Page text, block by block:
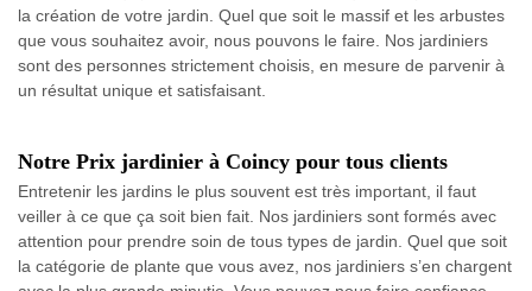
la création de votre jardin. Quel que soit le massif et les arbustes
que vous souhaitez avoir, nous pouvons le faire. Nos jardiniers
sont des personnes strictement choisis, en mesure de parvenir à
un résultat unique et satisfaisant.
Notre Prix jardinier à Coincy pour tous clients
Entretenir les jardins le plus souvent est très important, il faut
veiller à ce que ça soit bien fait. Nos jardiniers sont formés avec
attention pour prendre soin de tous types de jardin. Quel que soit
la catégorie de plante que vous avez, nos jardiniers s’en chargent